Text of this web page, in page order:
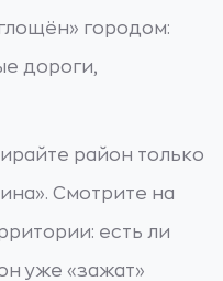
городом:
дороги,
район только
Смотрите на
есть ли
уже «зажат»